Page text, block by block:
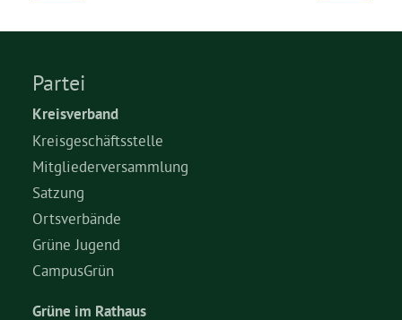
Partei
Kreisverband
Kreisgeschäftsstelle
Mitgliederversammlung
Satzung
Ortsverbände
Grüne Jugend
CampusGrün
Grüne im Rathaus